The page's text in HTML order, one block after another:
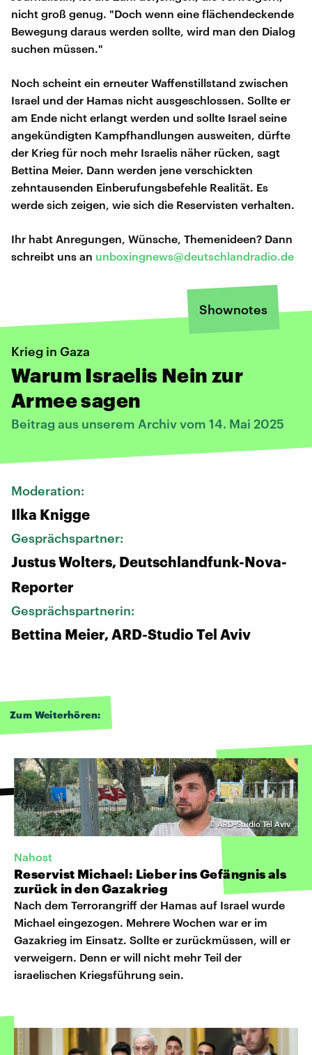
nicht groß genug. "Doch wenn eine flächendeckende
Bewegung daraus werden sollte, wird man den Dialog
suchen müssen."
Noch scheint ein erneuter Waffenstillstand zwischen
Israel und der Hamas nicht ausgeschlossen. Sollte er
am Ende nicht erlangt werden und sollte Israel seine
angekündigten Kampfhandlungen ausweiten, dürfte
der Krieg für noch mehr Israelis näher rücken, sagt
Bettina Meier. Dann werden jene verschickten
zehntausenden Einberufungsbefehle Realität. Es
werde sich zeigen, wie sich die Reservisten verhalten.
Ihr habt Anregungen, Wünsche, Themenideen? Dann
schreibt uns an unboxingnews@deutschlandradio.de
Shownotes
Krieg in Gaza
Warum Israelis Nein zur
Armee sagen
Beitrag aus unserem Archiv vom 14. Mai 2025
Moderation:
Ilka Knigge
Gesprächspartner:
Justus Wolters, Deutschlandfunk-Nova-
Reporter
Gesprächspartnerin:
Bettina Meier, ARD-Studio Tel Aviv
Zum Weiterhören:
©ARD-Studio Tel Aviv
Nahost
Reservist Michael: Lieber ins Gefängnis als
zurück in den Gazakrieg
Nach dem Terrorangriff der Hamas auf Israel wurde
Michael eingezogen. Mehrere Wochen war er im
Gazakrieg im Einsatz. Sollte er zurückmüssen, will er
verweigern. Denn er will nicht mehr Teil der
israelischen Kriegsführung sein.